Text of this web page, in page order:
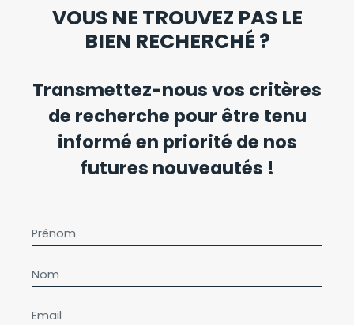
VOUS NE TROUVEZ PAS LE
BIEN RECHERCHÉ ?
Transmettez-nous vos critères
de recherche pour être tenu
informé en priorité de nos
futures nouveautés !
Prénom
Nom
Email